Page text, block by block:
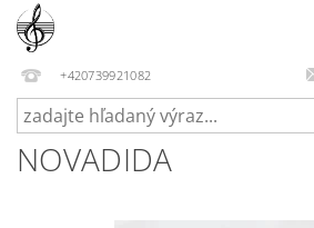
+420739921082
NOVADIDA